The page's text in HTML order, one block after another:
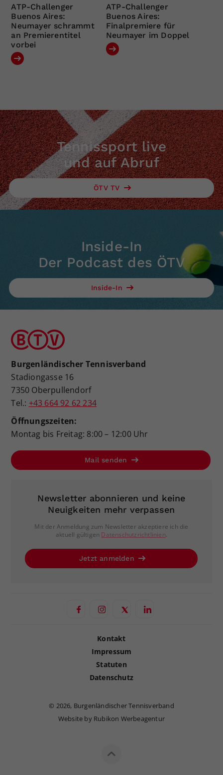
ATP-Challenger
Buenos Aires:
Neumayer schrammt
an Premierentitel
vorbei
ATP-Challenger
Buenos Aires:
Finalpremiere für
Neumayer im Doppel
Tennissport live
und auf Abruf
ÖTV TV
Inside-In
Der Podcast des ÖTV
Inside-In
Burgenländischer Tennisverband
Stadiongasse 16
7350 Oberpullendorf
Tel.: +43 664 92 62 234
Öffnungszeiten:
Montag bis Freitag: 8:00 – 12:00 Uhr
Mail senden
Newsletter abonnieren und keine
Neuigkeiten mehr verpassen
Mit der Anmeldung zum Newsletter akzeptiere ich die
aktuell gültigen Datenschutzrichtlinien.
Jetzt anmelden
Kontakt
Impressum
Statuten
Datenschutz
© 2026, Burgenländischer Tennisverband
Website by Rubikon Werbeagentur